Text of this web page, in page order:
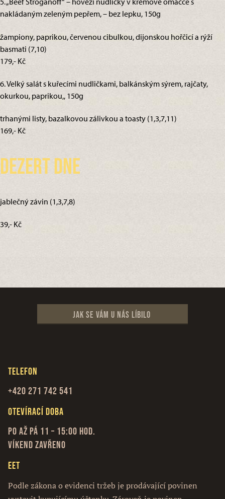
nakládaným zeleným pepřem, – bez lepku, 150g
žampiony, paprikou, červenou cibulkou, dijonskou hořčicí a rýží
basmati (7,10)
179,- Kč
6. Velký salát s kuřecími nudličkami, balkánským sýrem, rajčaty,
okurkou, paprikou,, 150g
trhanými listy, bazalkovou zálivkou a toasty (1,3,7,11)
169,- Kč
Dezert dne
jablečný závin (1,3,7,8)
39,- Kč
Jak se vám u nás líbilo
Telefon
+420 271 742 541
Otevírací doba
Po až Pá 11 – 15:00 hod.
Víkend zavřeno
EET
Podle zákona o evidenci tržeb je prodávající povinen